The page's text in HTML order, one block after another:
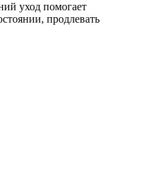
уход помогает
продлевать